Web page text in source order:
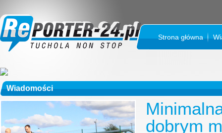
Strona główna
Wiadomości
dobrym